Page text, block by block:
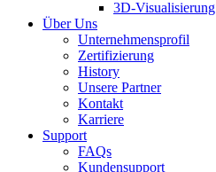
3D-Visualisierung
Über Uns
Unternehmensprofil
Zertifizierung
History
Unsere Partner
Kontakt
Karriere
Support
FAQs
Kundensupport